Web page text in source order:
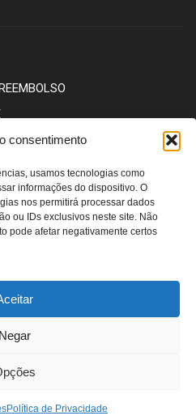
consentimento
usamos tecnologias como
informações do dispositivo. O
nos permitirá processar dados
ou IDs exclusivos neste site. Não
pode afetar negativamente certos
Negar
Política de Privacidade
18h